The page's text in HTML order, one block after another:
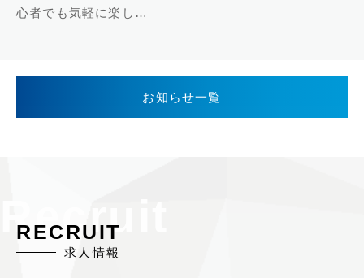
心者でも気軽に楽し…
お知らせ一覧
RECRUIT
求人情報